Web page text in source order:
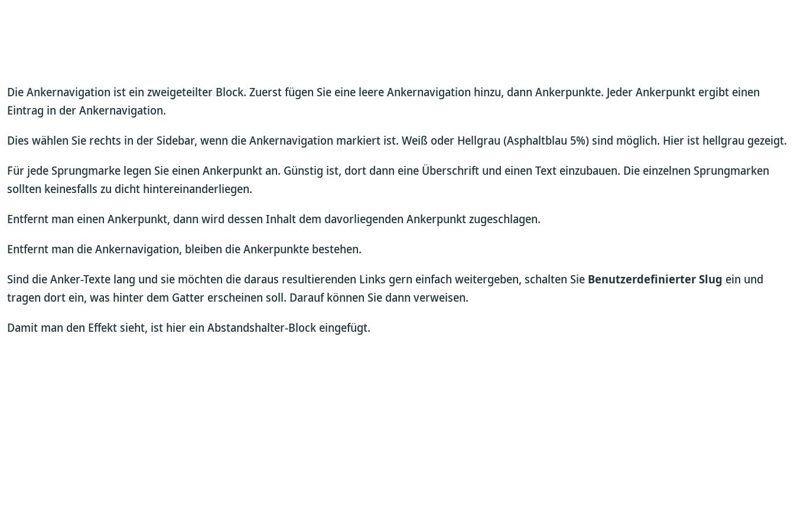
Die Ankernavigation ist ein zweigeteilter Block. Zuerst fügen Sie eine leere Ankernavigation hinzu, dann Ankerpunkte. Jeder Ankerpunkt ergibt einen
Eintrag in der Ankernavigation.
Dies wählen Sie rechts in der Sidebar, wenn die Ankernavigation markiert ist. Weiß oder Hellgrau (Asphaltblau 5%) sind möglich. Hier ist hellgrau gezeigt.
Für jede Sprungmarke legen Sie einen Ankerpunkt an. Günstig ist, dort dann eine Überschrift und einen Text einzubauen. Die einzelnen Sprungmarken
sollten keinesfalls zu dicht hintereinanderliegen.
Entfernt man einen Ankerpunkt, dann wird dessen Inhalt dem davorliegenden Ankerpunkt zugeschlagen.
Entfernt man die Ankernavigation, bleiben die Ankerpunkte bestehen.
Sind die Anker-Texte lang und sie möchten die daraus resultierenden Links gern einfach weitergeben, schalten Sie Benutzerdefinierter Slug ein und
tragen dort ein, was hinter dem Gatter erscheinen soll. Darauf können Sie dann verweisen.
Damit man den Effekt sieht, ist hier ein Abstandshalter-Block eingefügt.